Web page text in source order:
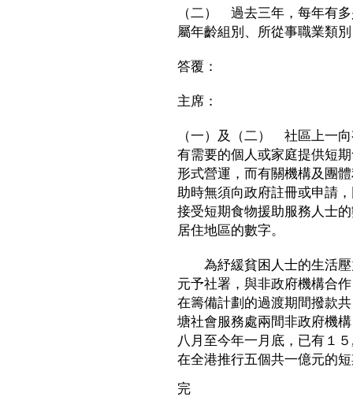
（二） 過去三年，每年有
屬年齡組別、所從事職業類
答覆：
主席：
（一）及（二） 社區上一
有需要的個人或家庭提供短
形式營運，而有關機構及團
助時無須向政府註冊或申請
接受短期食物援助服務人士
居住地區的數字。
為紓緩貧困人士的生活壓
元予社署，與非政府機構合
在籌備計劃的過渡期間撥款
塘社會服務處兩間非政府機
八月至今年一月底，已有１
在全港推行五個共一億元的
完